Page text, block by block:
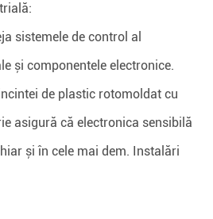
sistemele de control al
și componentele electronice.
de plastic rotomoldat cu
asigură că electronica sensibilă
și în cele mai dem. Instalări